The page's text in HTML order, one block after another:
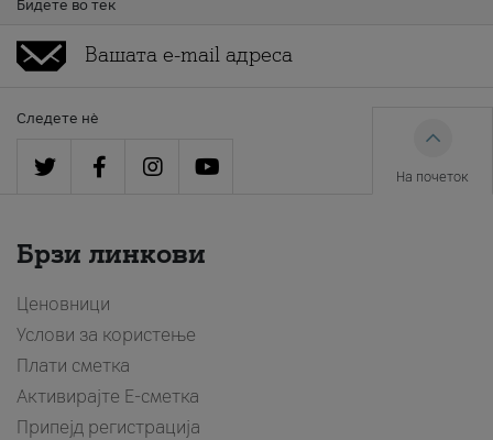
Бидете во тек
Следете нè
На почеток
Брзи линкови
Ценовници
Услови за користење
Плати сметка
Активирајте Е-сметка
Припејд регистрација